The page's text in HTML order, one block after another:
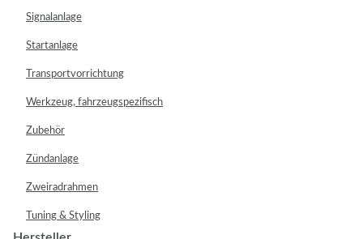
Signalanlage
Startanlage
Transportvorrichtung
Werkzeug, fahrzeugspezifisch
Zubehör
Zündanlage
Zweiradrahmen
Tuning & Styling